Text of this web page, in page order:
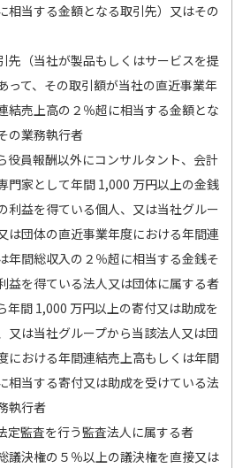
相当する金額となる取引先）又はその
先（当社が製品もしくはサービスを提
って、その取引額が当社の直近事業年
結売上高の２％超に相当する金額とな
の業務執行者
役員報酬以外にコンサルタント、会計
門家として年間 1,000 万円以上の金銭
利益を得ている個人、又は当社グルー
は団体の直近事業年度における年間連
年間総収入の２％超に相当する金銭そ
益を得ている法人又は団体に属する者
年間 1,000 万円以上の寄付又は助成を
又は当社グループから当該法人又は団
における年間連結売上高もしくは年間
相当する寄付又は助成を受けている法
執行者
定監査を行う監査法人に属する者
議決権の５％以上の議決権を直接又は